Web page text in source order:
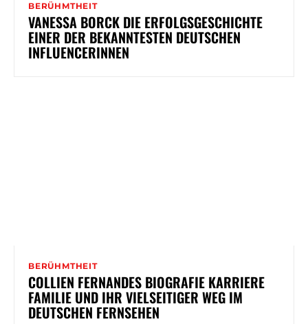
BERÜHMTHEIT
VANESSA BORCK DIE ERFOLGSGESCHICHTE
EINER DER BEKANNTESTEN DEUTSCHEN
INFLUENCERINNEN
BERÜHMTHEIT
COLLIEN FERNANDES BIOGRAFIE KARRIERE
FAMILIE UND IHR VIELSEITIGER WEG IM
DEUTSCHEN FERNSEHEN